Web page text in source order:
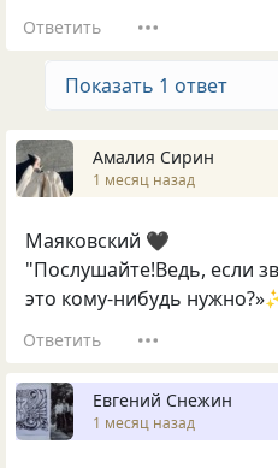
Ответить
Показать 1 ответ
Амалия Сирин
1 месяц назад
Маяковский 🖤
"Послушайте!Ведь, если
это кому-нибудь
Ответить
Евгений Снежин
1 месяц назад